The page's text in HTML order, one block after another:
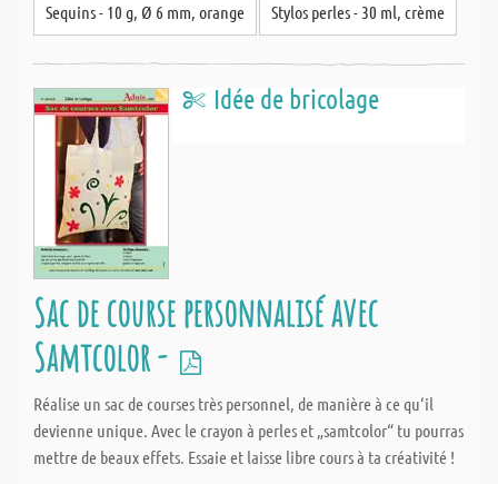
Sequins - 10 g, Ø 6 mm, orange Stylos perles - 30 ml, crème
Idée de bricolage
Sac de course personnalisé avec
Samtcolor -
Réalise un sac de courses très personnel, de manière à ce qu‘il
devienne unique. Avec le crayon à perles et „samtcolor“ tu pourras
mettre de beaux effets. Essaie et laisse libre cours à ta créativité !